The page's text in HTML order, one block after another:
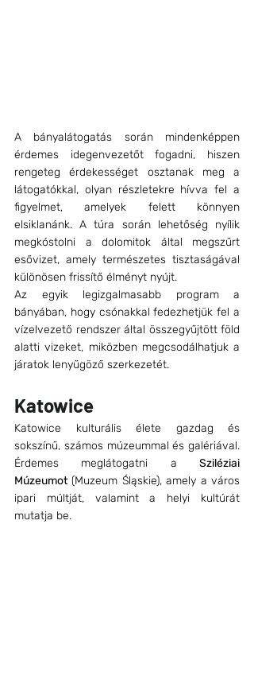
A bányalátogatás során mindenképpen
érdemes idegenvezetőt fogadni, hiszen
rengeteg érdekességet osztanak meg a
látogatókkal, olyan részletekre hívva fel a
figyelmet, amelyek felett könnyen
elsiklanánk. A túra során lehetőség nyílik
megkóstolni a dolomitok által megszűrt
esővizet, amely természetes tisztaságával
különösen frissítő élményt nyújt.
Az egyik legizgalmasabb program a
bányában, hogy csónakkal fedezhetjük fel a
vízelvezető rendszer által összegyűjtött föld
alatti vizeket, miközben megcsodálhatjuk a
járatok lenyűgöző szerkezetét.
Katowice
Katowice kulturális élete gazdag és
sokszínű, számos múzeummal és galériával.
Érdemes meglátogatni a Sziléziai
Múzeumot (Muzeum Śląskie), amely a város
ipari múltját, valamint a helyi kultúrát
mutatja be.